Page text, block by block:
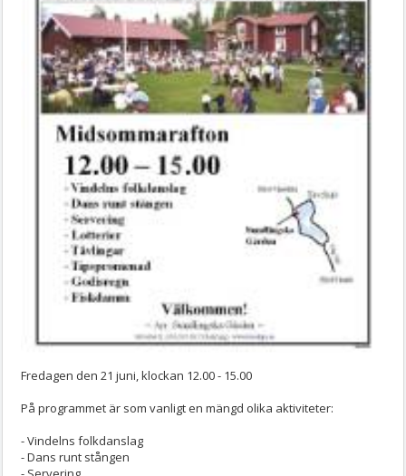
Fredagen den 21 juni, klockan 12.00 - 15.00
På programmet är som vanligt en mängd olika aktiviteter:
- Vindelns folkdanslag
- Dans runt stången